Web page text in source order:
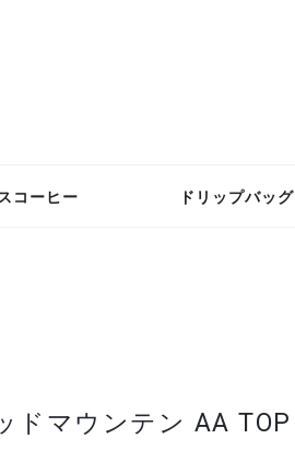
コーヒー ドリップバッグ
ドマウンテン AA TOP